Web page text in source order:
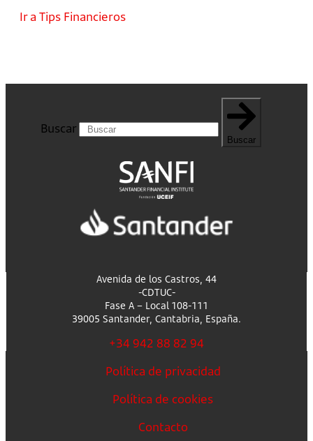
Ir a Tips Financieros
Buscar
Buscar
Avenida de los Castros, 44
-CDTUC-
Fase A – Local 108-111
39005 Santander, Cantabria, España.
+34 942 88 82 94
Política de privacidad
Política de cookies
Contacto